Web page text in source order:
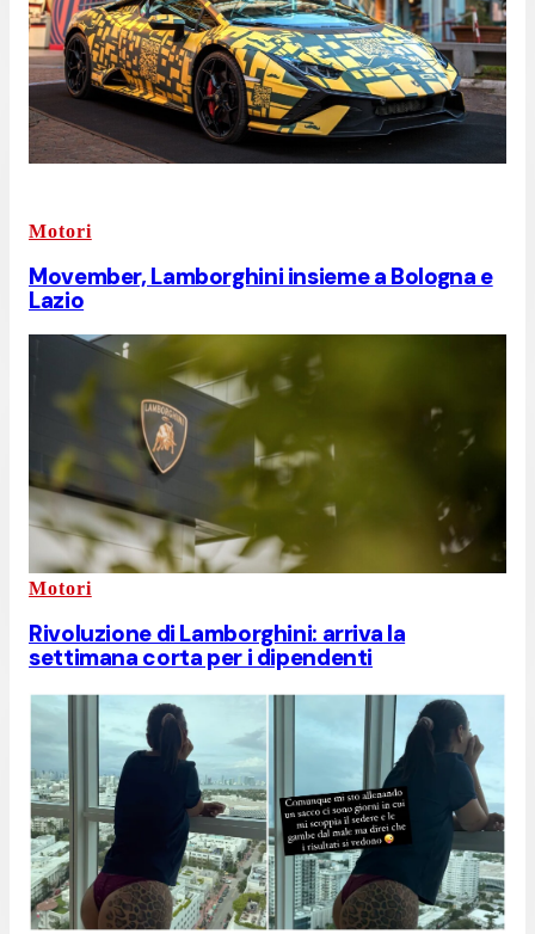
Motori
Movember, Lamborghini insieme a Bologna e
Lazio
Motori
Rivoluzione di Lamborghini: arriva la
settimana corta per i dipendenti